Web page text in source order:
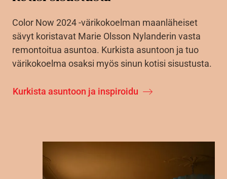
Color Now 2024 -värikokoelman maanläheiset
sävyt koristavat Marie Olsson Nylanderin vasta
remontoitua asuntoa. Kurkista asuntoon ja tuo
värikokoelma osaksi myös sinun kotisi sisustusta.
Kurkista asuntoon ja inspiroidu